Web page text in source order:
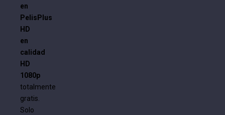
en
PelisPlus
HD
en
calidad
HD
1080p
totalmente
gratis.
Solo